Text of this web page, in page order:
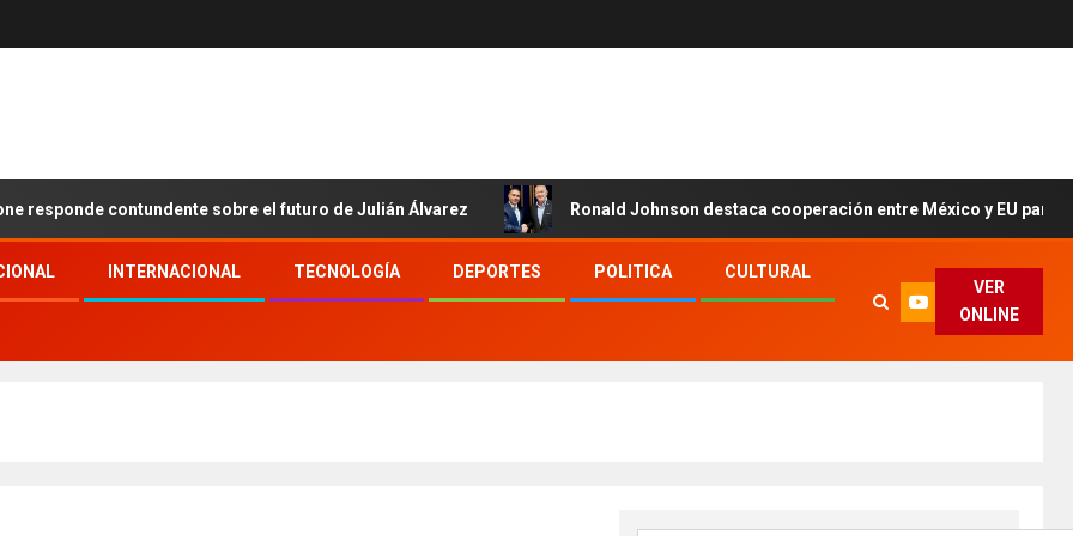
contundente sobre el futuro de Julián Álvarez Ronald Johnson destaca cooperación entre México y EU para la
INTERNACIONAL TECNOLOGÍA DEPORTES POLITICA CULTURAL
VER
ONLINE